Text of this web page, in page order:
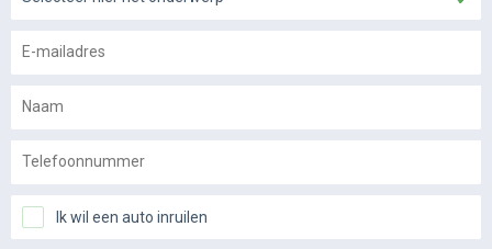
Ik wil een auto inruilen